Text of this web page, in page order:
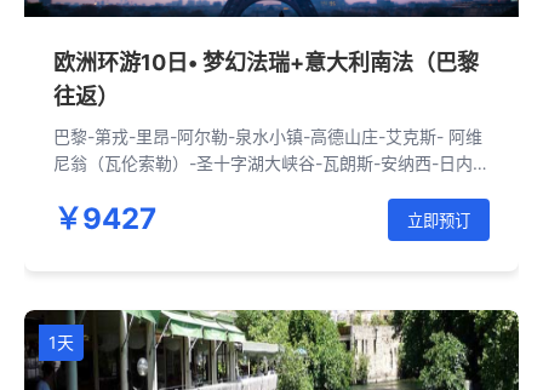
欧洲环游10日• 梦幻法瑞+意大利南法（巴黎
往返）
巴黎-第戎-里昂-阿尔勒-泉水小镇-高德山庄-艾克斯- 阿维
尼翁（瓦伦索勒）-圣十字湖大峡谷-瓦朗斯-安纳西-日内
莫-摩纳哥-EZE-戛纳-里昂-巴黎
￥9427 立即预订
1天